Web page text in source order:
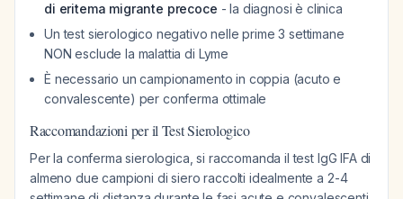
di eritema migrante precoce - la diagnosi è clinica
Un test sierologico negativo nelle prime 3 settimane
NON esclude la malattia di Lyme
È necessario un campionamento in coppia (acuto e
convalescente) per conferma ottimale
Raccomandazioni per il Test Sierologico
Per la conferma sierologica, si raccomanda il test IgG IFA di
almeno due campioni di siero raccolti idealmente a 2-4